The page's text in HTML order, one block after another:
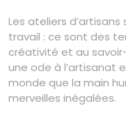
Les ateliers
travail : ce sont des
créativité et au
une ode à l’artisanat
monde que la main
merveilles inégalées.